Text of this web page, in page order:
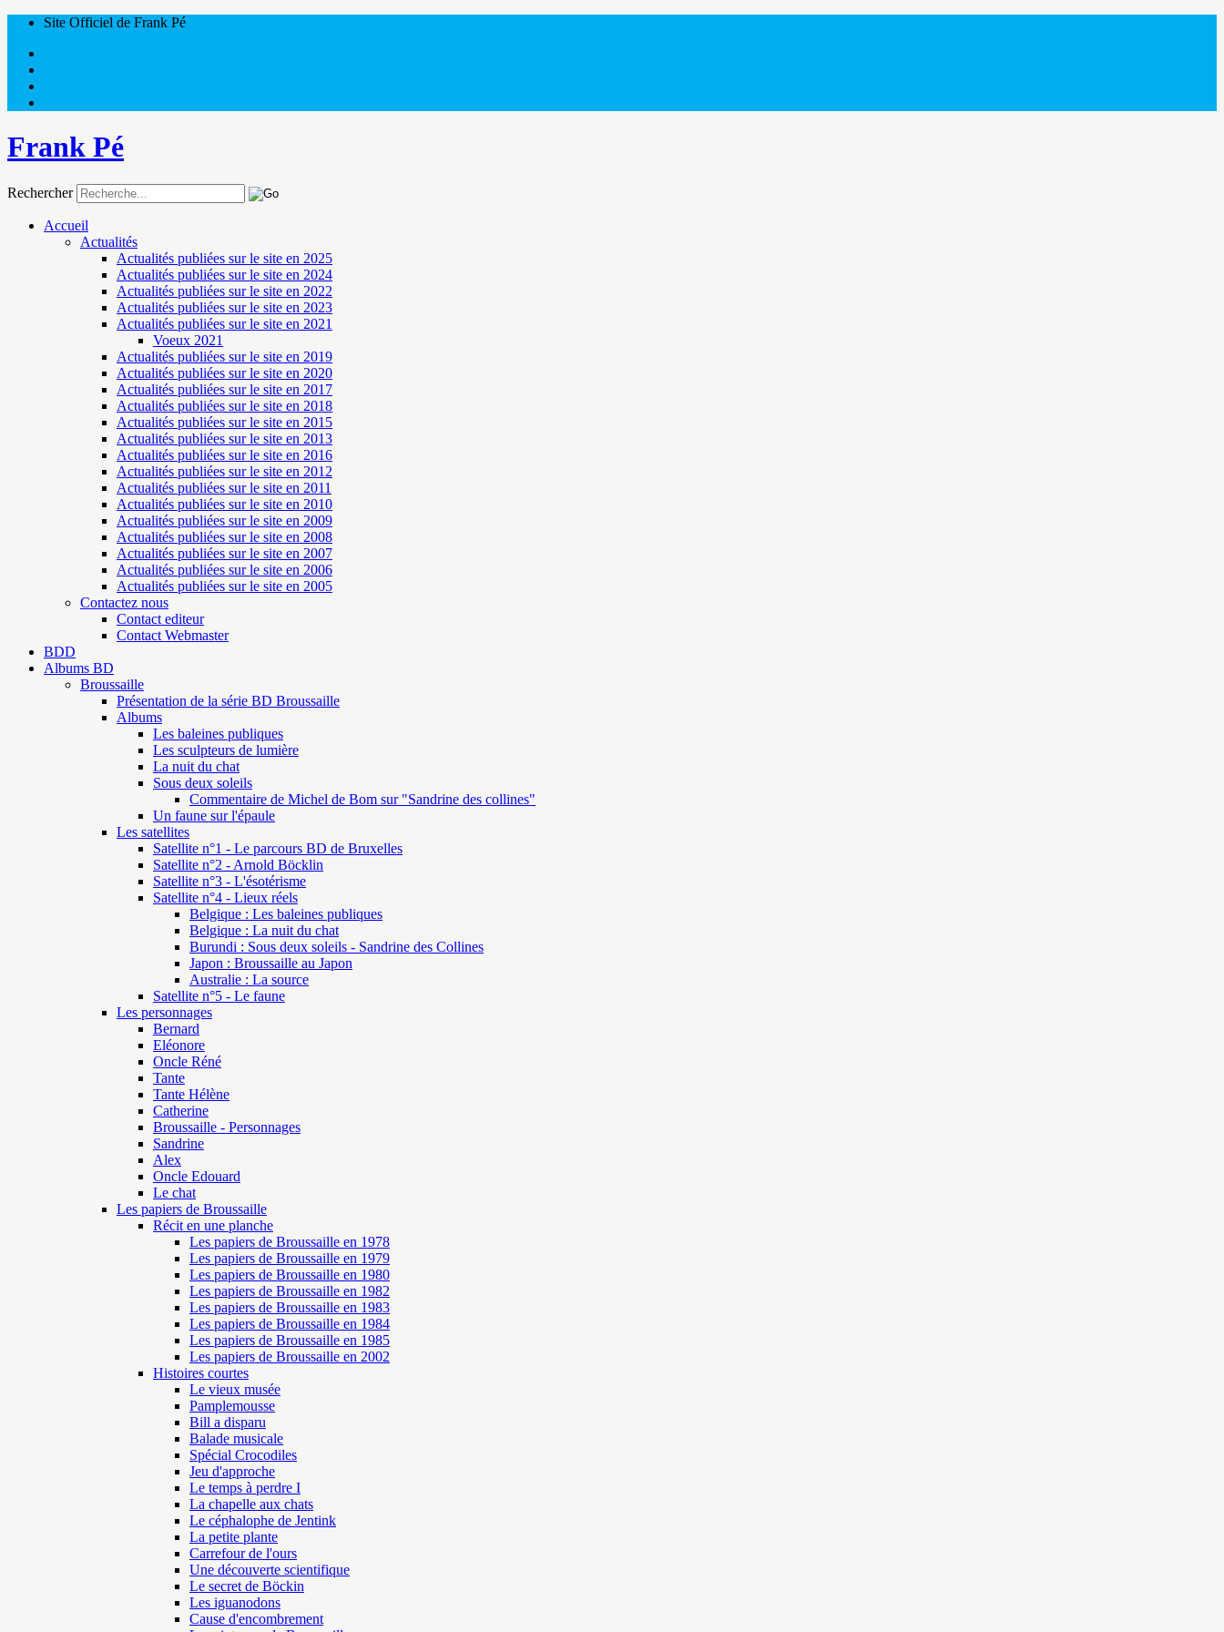
Site Officiel de Frank Pé
Frank Pé
Rechercher
Accueil
Actualités
Actualités publiées sur le site en 2025
Actualités publiées sur le site en 2024
Actualités publiées sur le site en 2022
Actualités publiées sur le site en 2023
Actualités publiées sur le site en 2021
Voeux 2021
Actualités publiées sur le site en 2019
Actualités publiées sur le site en 2020
Actualités publiées sur le site en 2017
Actualités publiées sur le site en 2018
Actualités publiées sur le site en 2015
Actualités publiées sur le site en 2013
Actualités publiées sur le site en 2016
Actualités publiées sur le site en 2012
Actualités publiées sur le site en 2011
Actualités publiées sur le site en 2010
Actualités publiées sur le site en 2009
Actualités publiées sur le site en 2008
Actualités publiées sur le site en 2007
Actualités publiées sur le site en 2006
Actualités publiées sur le site en 2005
Contactez nous
Contact editeur
Contact Webmaster
BDD
Albums BD
Broussaille
Présentation de la série BD Broussaille
Albums
Les baleines publiques
Les sculpteurs de lumière
La nuit du chat
Sous deux soleils
Commentaire de Michel de Bom sur "Sandrine des collines"
Un faune sur l'épaule
Les satellites
Satellite n°1 - Le parcours BD de Bruxelles
Satellite n°2 - Arnold Böcklin
Satellite n°3 - L'ésotérisme
Satellite n°4 - Lieux réels
Belgique : Les baleines publiques
Belgique : La nuit du chat
Burundi : Sous deux soleils - Sandrine des Collines
Japon : Broussaille au Japon
Australie : La source
Satellite n°5 - Le faune
Les personnages
Bernard
Eléonore
Oncle Réné
Tante
Tante Hélène
Catherine
Broussaille - Personnages
Sandrine
Alex
Oncle Edouard
Le chat
Les papiers de Broussaille
Récit en une planche
Les papiers de Broussaille en 1978
Les papiers de Broussaille en 1979
Les papiers de Broussaille en 1980
Les papiers de Broussaille en 1982
Les papiers de Broussaille en 1983
Les papiers de Broussaille en 1984
Les papiers de Broussaille en 1985
Les papiers de Broussaille en 2002
Histoires courtes
Le vieux musée
Pamplemousse
Bill a disparu
Balade musicale
Spécial Crocodiles
Jeu d'approche
Le temps à perdre I
La chapelle aux chats
Le céphalophe de Jentink
La petite plante
Carrefour de l'ours
Une découverte scientifique
Le secret de Böckin
Les iguanodons
Cause d'encombrement